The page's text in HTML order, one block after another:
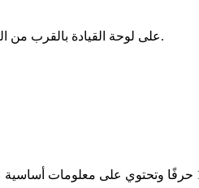
ابحث عن رقم VIN الخاص بسيارة Subaru على لوحة القيادة بالقرب من الزجاج الأمامي أو على إطار الباب على جانب السائق.